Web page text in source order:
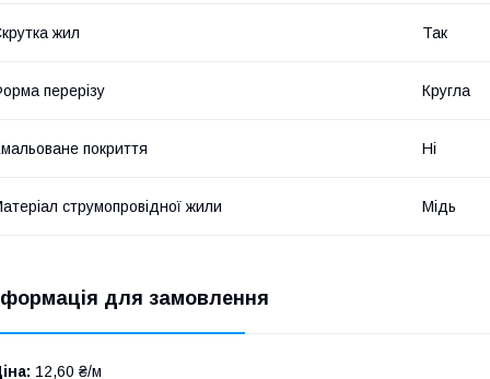
жил Так
перерізу Кругла
покриття Ні
струмопровідної жили Мідь
для замовлення
12,60 ₴/м